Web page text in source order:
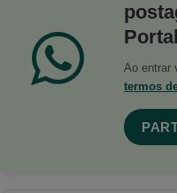
Ao entrar
termos